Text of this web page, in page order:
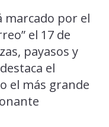
marcado por el
el 17 de
payasos y
el
el más grande